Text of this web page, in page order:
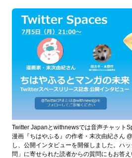
Twitter Japanとwithnewsでは音声チャット
漫画『ちはやふる』の作者・末次由紀さん
し、公開インタビューを開催しました。ハ
問」に寄せられた読者からの質問にもお答